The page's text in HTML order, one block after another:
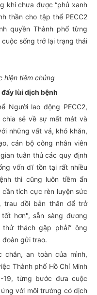
khi chưa được “phủ xanh
thần cho tập thể PECC2
quyền Thành phố từng
sống trở lại trạng thái
hiện tiêm chủng
đẩy lùi dịch bệnh
Người lao động PECC2,
sẻ về sự mất mát và
những vất vả, khó khăn,
cán bộ công nhân viên
tuân thủ các quy định
vốn dĩ tồn tại rất nhiều
thì cũng luôn tiềm ẩn
tích cực rèn luyện sức
trau dồi bản thân để trở
hơn", sẵn sàng đương
thách gặp phải” ông
đoàn gửi trao.
an toàn của mình,
Thành phố Hồ Chí Minh
19, từng bước đưa cuộc
với môi trường có dịch